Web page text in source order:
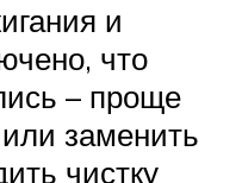
и
что
– проще
заменить
чистку